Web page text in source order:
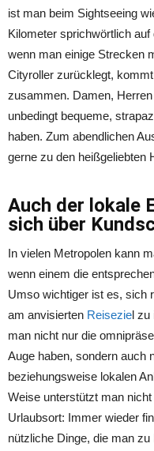
ist man beim Sightseeing
Kilometer sprichwörtlich
wenn man einige Strecken
Cityroller zurücklegt,
zusammen. Damen,
unbedingt bequeme,
haben. Zum abendlichen
gerne zu den heißgeliebten
Auch der lokale
sich über
In vielen Metropolen kann
wenn einem die
Umso wichtiger ist es, sich
am anvisierten Reiseziel zu
man nicht nur die
Auge haben, sondern auch
beziehungsweise lokalen
Weise unterstützt man
Urlaubsort: Immer wieder
nützliche Dinge, die man